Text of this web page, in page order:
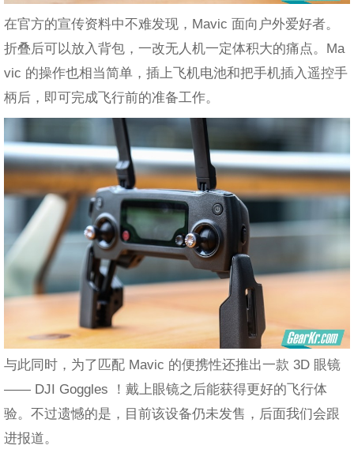
在官方的宣传资料中不难发现，Mavic 面向户外爱好者。
折叠后可以放入背包，一改无人机一定体积大的痛点。Ma
vic 的操作也相当简单，插上飞机电池和把手机插入遥控手
柄后，即可完成飞行前的准备工作。
与此同时，为了匹配 Mavic 的便携性还推出一款 3D 眼镜
—— DJI Goggles ！戴上眼镜之后能获得更好的飞行体
验。不过遗憾的是，目前该设备仍未发售，后面我们会跟
进报道。